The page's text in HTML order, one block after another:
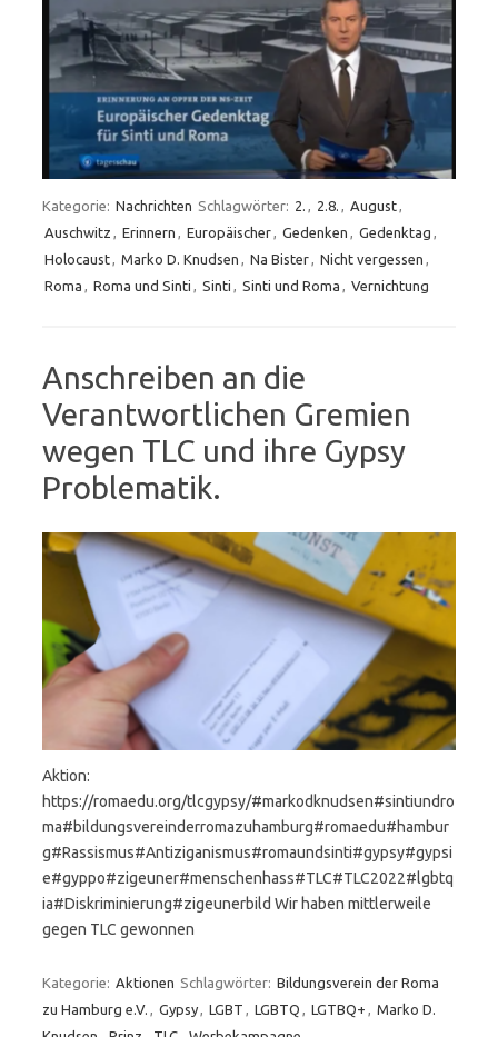
Kategorie: Nachrichten Schlagwörter: 2. 2.8. August
Auschwitz
Erinnern Europäischer Gedenken Gedenktag
Holocaust
Marko D. Knudsen Na Bister Nicht vergessen
Roma
Roma und Sinti Sinti Sinti und Roma Vernichtung
Anschreiben an die
Verantwortlichen Gremien
wegen TLC und ihre Gypsy
Problematik.
Aktion:
https://romaedu.org/tlcgypsy/#markodknudsen#sintiundro
ma#bildungsvereinderromazuhamburg#romaedu#hambur
g#Rassismus#Antiziganismus#romaundsinti#gypsy#gypsi
e#gyppo#zigeuner#menschenhass#TLC#TLC2022#lgbtq
ia#Diskriminierung#zigeunerbild Wir haben mittlerweile
gegen TLC gewonnen
Kategorie: Aktionen Schlagwörter: Bildungsverein der Roma
zu Hamburg e.V.
Gypsy LGBT LGBTQ LGTBQ+
Marko D.